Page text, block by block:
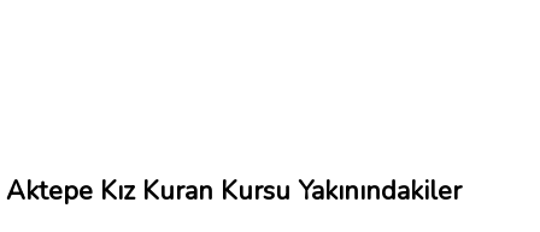
Aktepe Kız Kuran Kursu Yakınındakiler